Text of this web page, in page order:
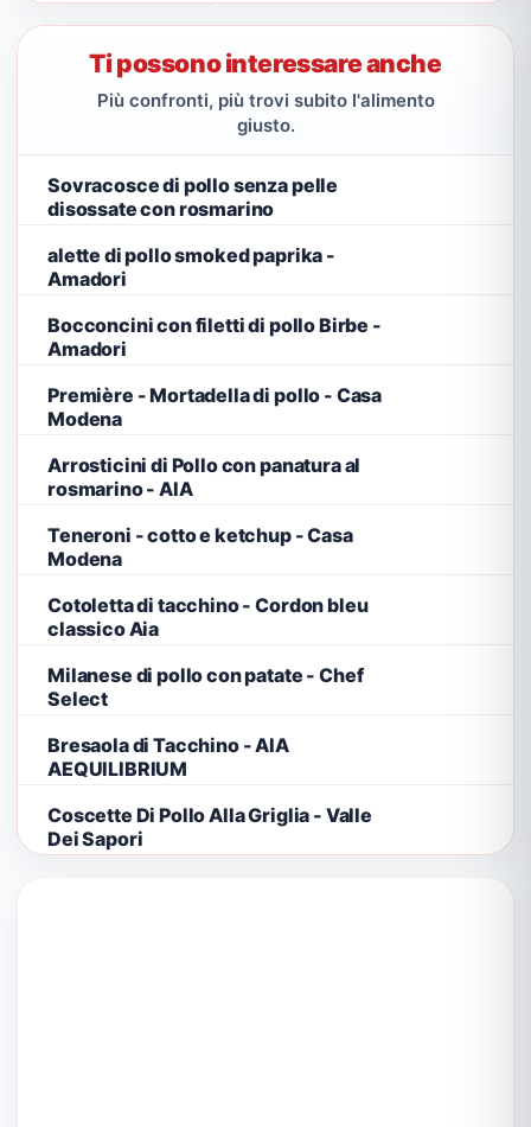
Ti possono interessare anche
Più confronti, più trovi subito l'alimento
giusto.
Sovracosce di pollo senza pelle
disossate con rosmarino
alette di pollo smoked paprika -
Amadori
Bocconcini con filetti di pollo Birbe -
Amadori
Première - Mortadella di pollo - Casa
Modena
Arrosticini di Pollo con panatura al
rosmarino - AIA
Teneroni - cotto e ketchup - Casa
Modena
Cotoletta di tacchino - Cordon bleu
classico Aia
Milanese di pollo con patate - Chef
Select
Bresaola di Tacchino - AIA
AEQUILIBRIUM
Coscette Di Pollo Alla Griglia - Valle
Dei Sapori